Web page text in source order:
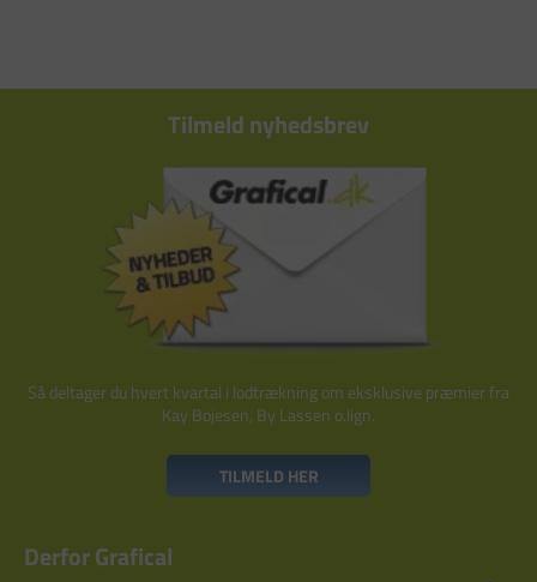
Tilmeld nyhedsbrev
Så deltager du hvert kvartal i lodtrækning om eksklusive præmier fra
Kay Bojesen, By Lassen o.lign.
TILMELD HER
Derfor Grafical